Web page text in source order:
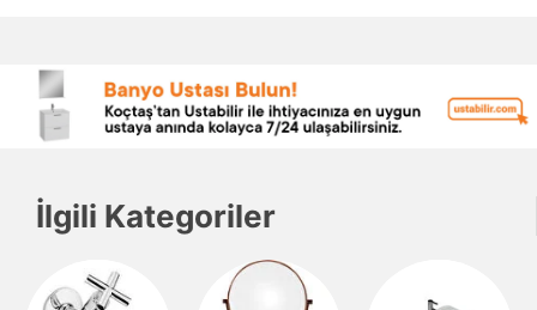
İlgili Kategoriler